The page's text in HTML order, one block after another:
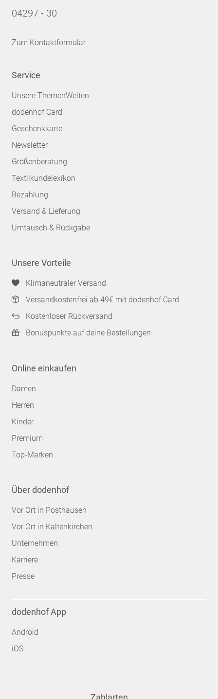
04297 - 30
Zum Kontaktformular
Service
Unsere ThemenWelten
dodenhof Card
Geschenkkarte
Newsletter
Größenberatung
Textilkundelexikon
Bezahlung
Versand & Lieferung
Umtausch & Rückgabe
Unsere Vorteile
Klimaneutraler Versand
Versandkostenfrei ab 49€ mit dodenhof Card
Kostenloser Rückversand
Bonuspunkte auf deine Bestellungen
Online einkaufen
Damen
Herren
Kinder
Premium
Top-Marken
Über dodenhof
Vor Ort in Posthausen
Vor Ort in Kaltenkirchen
Unternehmen
Karriere
Presse
dodenhof App
Android
iOS